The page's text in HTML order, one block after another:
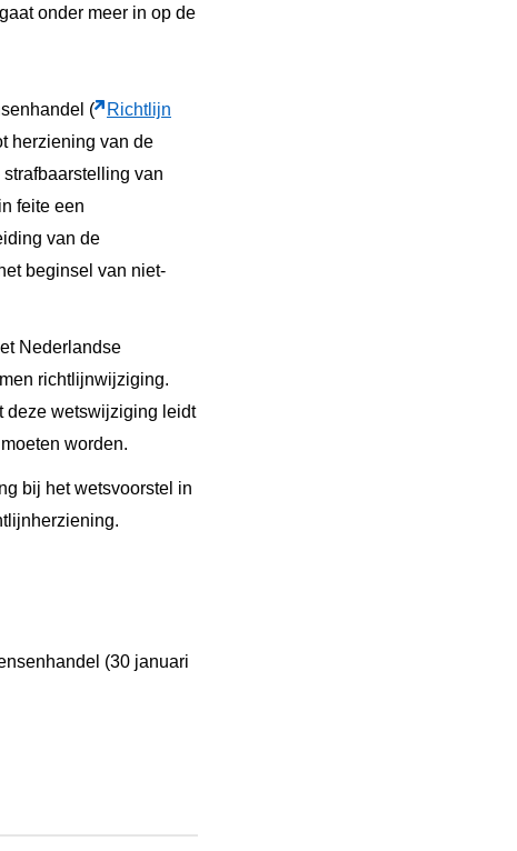
onder meer in op de
(
Richtlijn
herziening van de
van
feite een
van de
beginsel van niet-
Nederlandse
richtlijnwijziging.
deze wetswijziging leidt
worden.
bij het wetsvoorstel in
(30 januari